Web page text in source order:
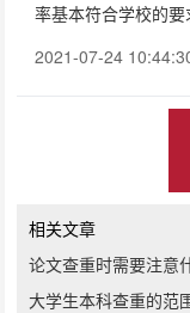
率基本符合学校的要
2021-07-24
相关文章
论文查重时需要注意
大学生本科查重的范